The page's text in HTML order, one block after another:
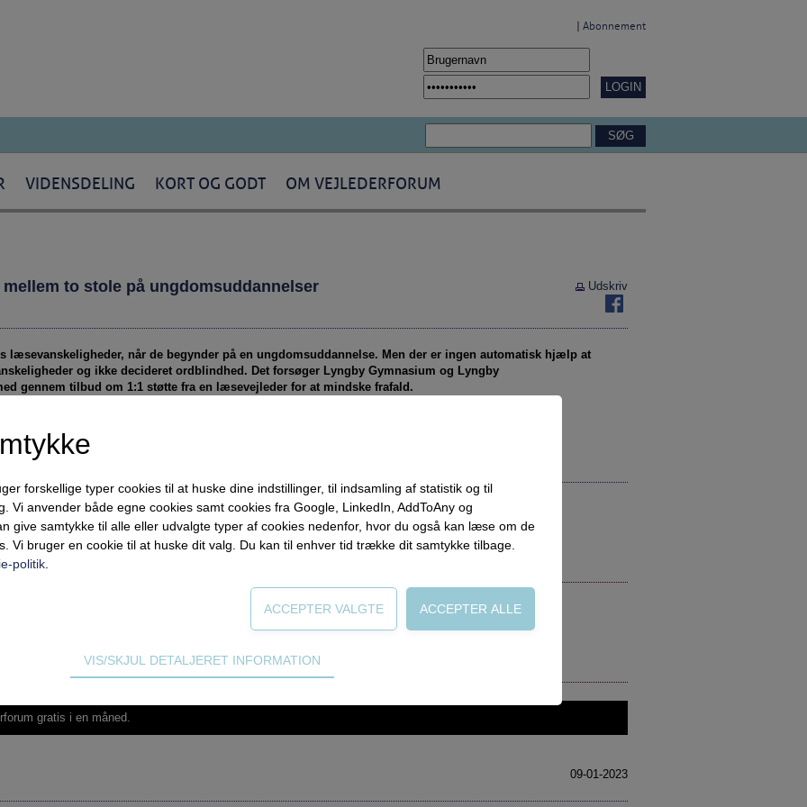
Abonnement
VIDENSDELING KORT OG GODT OM VEJLEDERFORUM
to stole på ungdomsuddannelser Udskriv
læsevanskeligheder, når de begynder på en ungdomsuddannelse. Men der er ingen automatisk hjælp at
og ikke decideret ordblindhed. Det forsøger Lyngby Gymnasium og Lyngby
gennem tilbud om 1:1 støtte fra en læsevejleder for at mindske frafald.
Handelsgymnasium, U-Nord
gratis i en måned.
09-01-2023
forskellige typer cookies til at huske dine indstillinger, til indsamling af statistik og til
Vi anvender både egne cookies samt cookies fra Google, LinkedIn, AddToAny og
give samtykke til alle eller udvalgte typer af cookies nedenfor, hvor du også kan læse om de
Vi bruger en cookie til at huske dit valg. Du kan til enhver tid trække dit samtykke tilbage.
politik
for hjemmesidens grundlæggende funktioner som fx navigation, adgangskontrol
VIS/SKJUL DETALJERET INFORMATION